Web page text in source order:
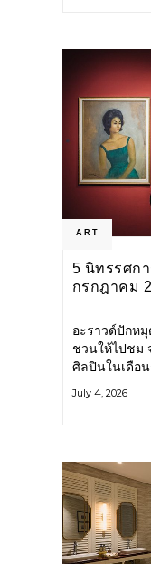
ART
5 นิทรรศก
กรกฎาคม
อะราวด์ปักห
ชวนให้ไปชม
ศิลปินในเดือ
กลุ่ม
July 4, 2026